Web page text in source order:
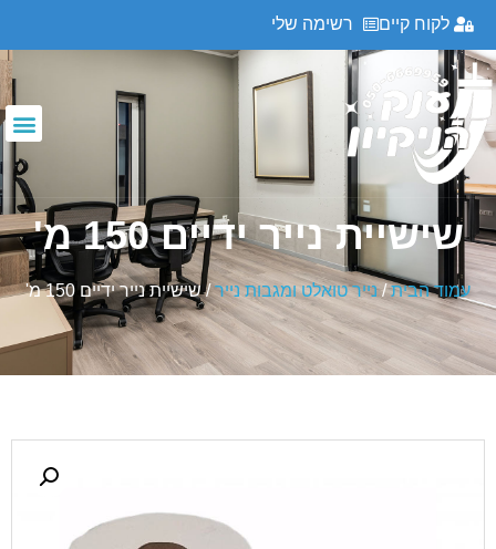
לקוח קיים רשימה שלי
שישיית נייר ידיים 150 מ'
עמוד הבית/נייר טואלט ומגבות נייר/ שישיית נייר ידיים 150 מ'